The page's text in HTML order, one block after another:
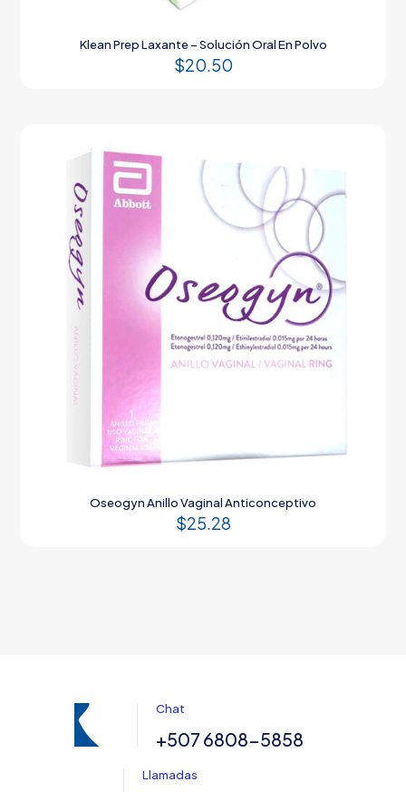
Klean Prep Laxante – Solución Oral En Polvo
$20.50
Oseogyn Anillo Vaginal Anticonceptivo
$25.28
Chat
+507 6808-5858
Llamadas